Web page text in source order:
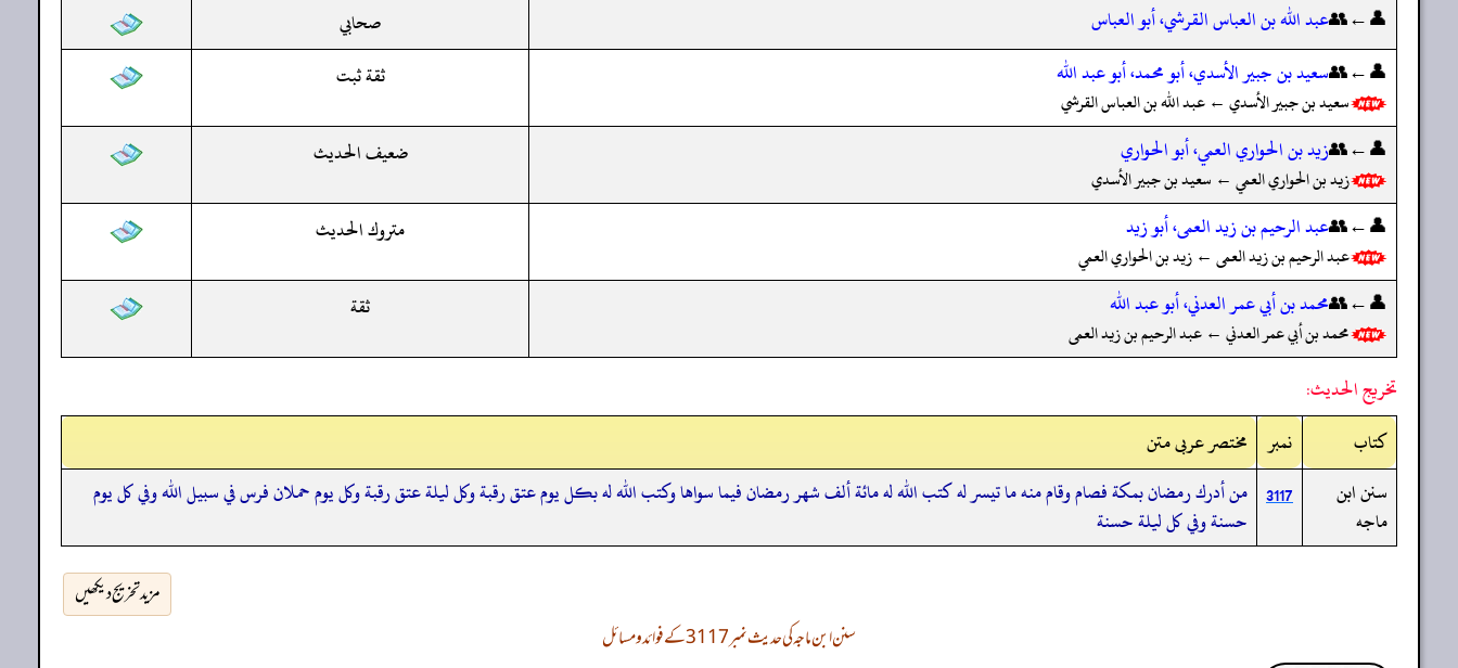
👤←👥عبد الله بن العباس القرشي، أبو العباس
صحابي
👤←👥سعيد بن جبير الأسدي، أبو محمد، أبو عبد الله
سعيد بن جبير الأسدي ← عبد الله بن العباس القرشي
ثقة ثبت
👤←👥زيد بن الحواري العمي، أبو الحواري
زيد بن الحواري العمي ← سعيد بن جبير الأسدي
ضعيف الحديث
👤←👥عبد الرحيم بن زيد العمى، أبو زيد
عبد الرحيم بن زيد العمى ← زيد بن الحواري العمي
متروك الحديث
👤←👥محمد بن أبي عمر العدني، أبو عبد الله
محمد بن أبي عمر العدني ← عبد الرحيم بن زيد العمى
ثقة
تخريج الحديث:
کتاب
نمبر
مختصر عربی متن
سنن ابن
ماجه
3117 من أدرك رمضان بمكة فصام وقام منه ما تيسر له كتب الله له مائة ألف شهر رمضان فيما سواها وكتب الله له بكل يوم عتق رقبة وكل ليلة عتق رقبة وكل يوم حملان فرس في سبيل الله وفي كل يوم
حسنة وفي كل ليلة حسنة
مزید تخریج دیکھیں
سنن ابن ماجہ کی حدیث نمبر 3117 کے فوائد و مسائل